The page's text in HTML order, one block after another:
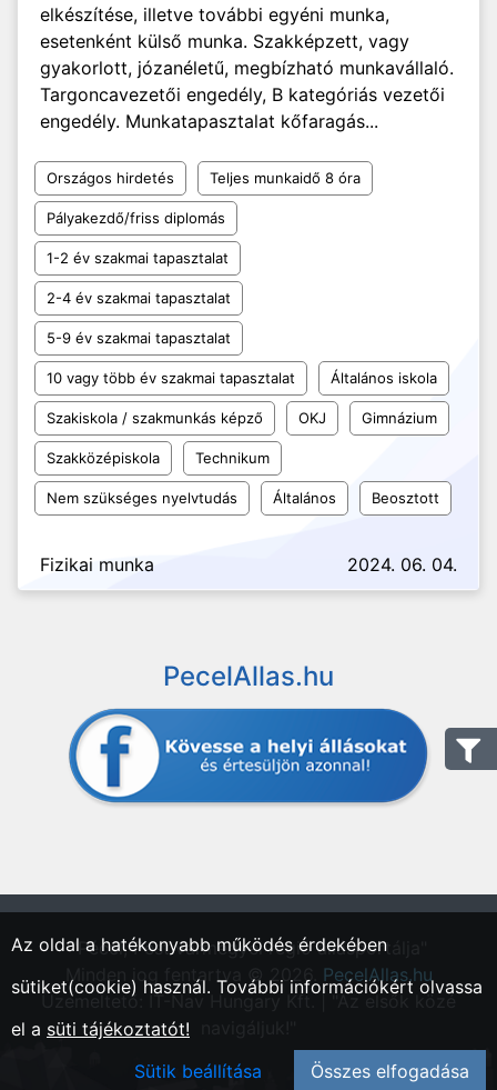
elkészítése, illetve további egyéni munka,
esetenként külső munka. Szakképzett, vagy
gyakorlott, józanéletű, megbízható munkavállaló.
Targoncavezetői engedély, B kategóriás vezetői
engedély. Munkatapasztalat kőfaragás...
Országos hirdetés Teljes munkaidő 8 óra
Pályakezdő/friss diplomás
1-2 év szakmai tapasztalat
2-4 év szakmai tapasztalat
5-9 év szakmai tapasztalat
10 vagy több év szakmai tapasztalat Általános iskola
Szakiskola / szakmunkás képző OKJ Gimnázium
Szakközépiskola Technikum
Nem szükséges nyelvtudás Általános Beosztott
Fizikai munka 2024. 06. 04.
PecelAllas.hu
"Pécel, Pest vármegyei régió állásportálja"
Minden jog fentartva © 2026. PecelAllas.hu
Üzemeltető: IT-Nav Hungary Kft. | "Az elsők közé
Az oldal a hatékonyabb működés érdekében
sütiket(cookie) használ. További információkért olvassa
el a süti tájékoztatót!
Sütik beállítása
Összes elfogadása